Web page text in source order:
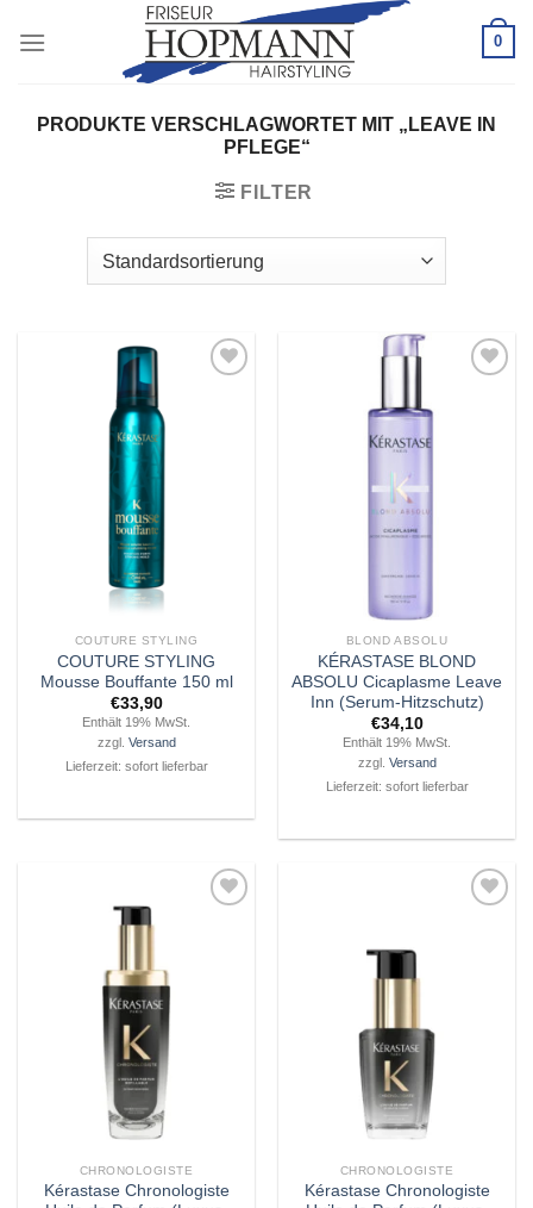
Inhalt
0
PRODUKTE VERSCHLAGWORTET MIT „LEAVE IN
PFLEGE“
FILTER
COUTURE STYLING
COUTURE STYLING
Mousse Bouffante 150 ml
€33,90
Enthält 19% MwSt.
zzgl. Versand
Lieferzeit: sofort lieferbar
Wunschliste
hinzufügen
BLOND ABSOLU
KÉRASTASE BLOND
ABSOLU Cicaplasme Leave
Inn (Serum-Hitzschutz)
€34,10
Enthält 19% MwSt.
zzgl. Versand
Lieferzeit: sofort lieferbar
CHRONOLOGISTE
Kérastase Chronologiste
CHRONOLOGISTE
Kérastase Chronologiste